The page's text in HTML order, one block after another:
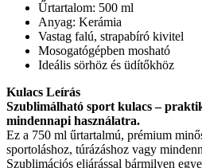
Űrtartalom: 500 ml
Anyag: Kerámia
Vastag falú, strapabíró kivitel
Mosogatógépben mosható
Ideális sörhöz és üdítőkhöz
Kulacs Leírás
Szublimálható sport kulacs –
mindennapi használatra.
Ez a 750 ml űrtartalmú, prémium
sportoláshoz, túrázáshoz vagy
Szublimációs eljárással bármilyen